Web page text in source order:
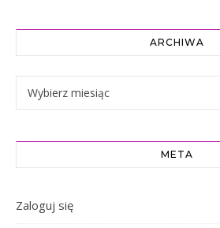
ARCHIWA
Archiwa
META
Zaloguj się